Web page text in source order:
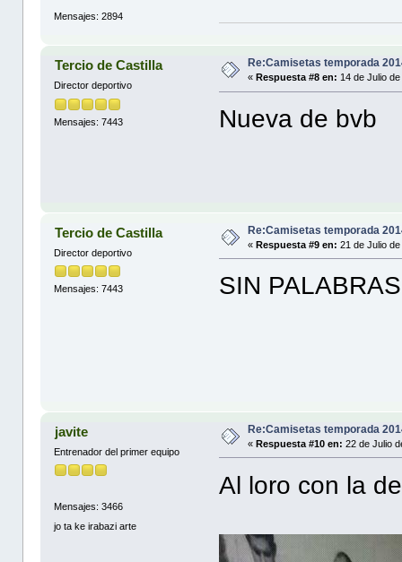
Mensajes: 2894
Tercio de Castilla
Director deportivo
Mensajes: 7443
Re:Camisetas temporada
« Respuesta #8 en: 14 de Julio
Nueva de bvb
Tercio de Castilla
Director deportivo
Mensajes: 7443
Re:Camisetas temporada
«Respuesta #9 en: 21 de Julio
SIN
javite
Entrenador del primer equipo
Mensajes: 3466
jo ta ke irabazi arte
Re:Camisetas temporada
«Respuesta #10 en: 22 de Julio
Al loro con la